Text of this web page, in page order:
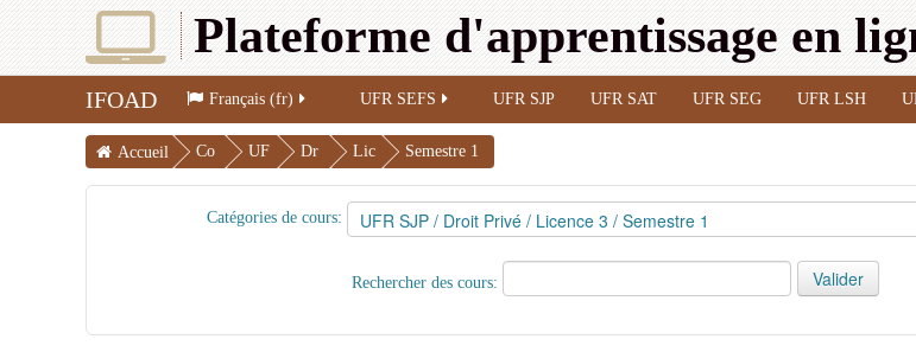
Plateforme d'apprentissage en
IFOAD Français (fr) UFR SEFS UFR SJP UFR SAT UFR SEG UFR LSH
Accueil
Co
urs
UF
R
SJ
Dr
oit
Pri
Lic
enc
e 3
Semestre 1
Catégories de cours:
Rechercher des cours: